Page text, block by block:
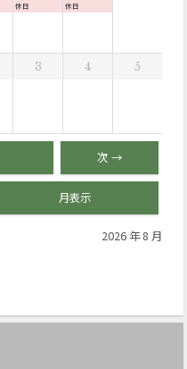
休日 休日
3 4 5
次 →
月表示
2026 年 8 月